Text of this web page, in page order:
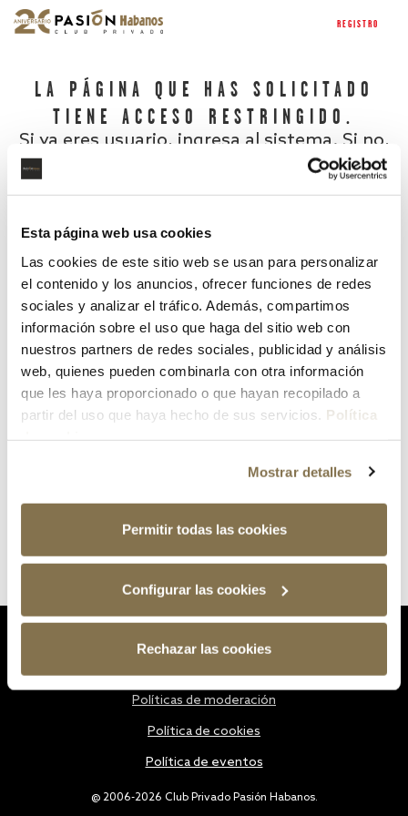
Esta página web usa cookies
Las cookies de este sitio web se usan para personalizar
el contenido y los anuncios, ofrecer funciones de redes
sociales y analizar el tráfico. Además, compartimos
información sobre el uso que haga del sitio web con
nuestros partners de redes sociales, publicidad y análisis
web, quienes pueden combinarla con otra información
que les haya proporcionado o que hayan recopilado a
partir del uso que haya hecho de sus servicios. Política
Mostrar detalles
Permitir todas las cookies
Configurar las cookies
Rechazar las cookies
REGISTRO
LA PÁGINA QUE HAS SOLICITADO
TIENE ACCESO RESTRINGIDO.
Si ya eres usuario, ingresa al sistema. Si no,
¿Has olvidado tu contraseña?
@ 2006-2026 Club Privado Pasión Habanos.
Políticas de moderación
Política de cookies
Política de eventos